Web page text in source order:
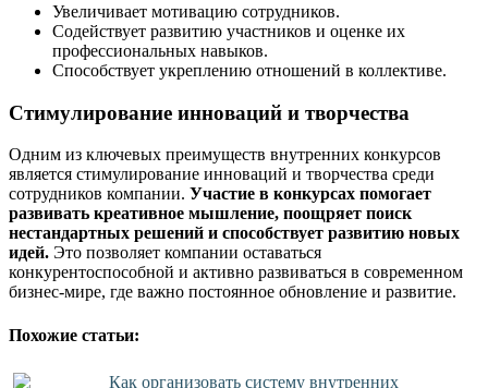
Увеличивает мотивацию сотрудников.
Содействует развитию участников и оценке их
профессиональных навыков.
Способствует укреплению отношений в коллективе.
Стимулирование инноваций и творчества
Одним из ключевых преимуществ внутренних конкурсов
является стимулирование инноваций и творчества среди
сотрудников компании. Участие в конкурсах помогает
развивать креативное мышление, поощряет поиск
нестандартных решений и способствует развитию новых
идей. Это позволяет компании оставаться
конкурентоспособной и активно развиваться в современном
бизнес-мире, где важно постоянное обновление и развитие.
Похожие статьи:
Как организовать систему внутренних